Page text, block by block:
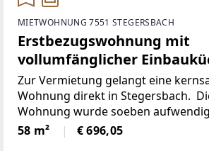
MIETWOHNUNG 7551 STEGERSBACH
Erstbezugswohnung mit
vollumfänglicher
(Provisionsfrei)
Zur Vermietung gelangt eine
Wohnung direkt in Stegersbach.
Wohnung wurde soeben
wurde unter anderem dieElektronik
erneuert und für einen niedrigen
58 m² € 696,05